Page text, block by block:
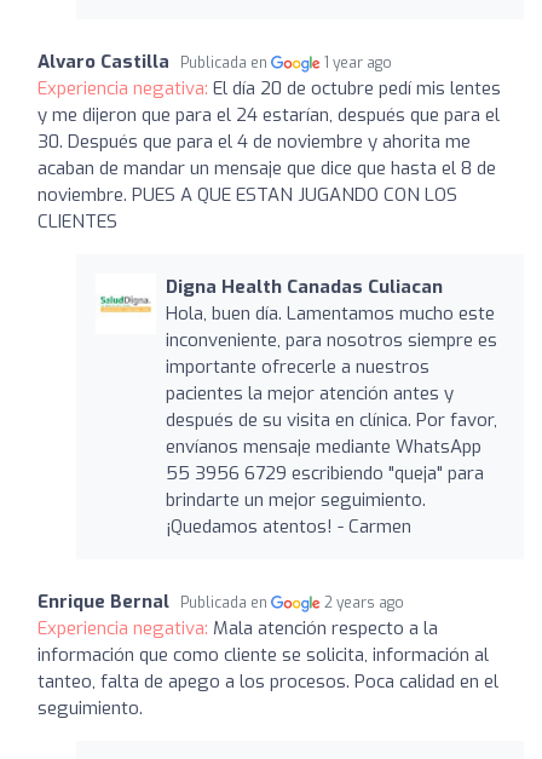
Alvaro Castilla Publicada en 1 year ago
Experiencia negativa: El día 20 de octubre pedí mis lentes
y me dijeron que para el 24 estarían, después que para el
30. Después que para el 4 de noviembre y ahorita me
acaban de mandar un mensaje que dice que hasta el 8 de
noviembre. PUES A QUE ESTAN JUGANDO CON LOS
CLIENTES
Digna Health Canadas Culiacan
Hola, buen día. Lamentamos mucho este
inconveniente, para nosotros siempre es
importante ofrecerle a nuestros
pacientes la mejor atención antes y
después de su visita en clínica. Por favor,
envíanos mensaje mediante WhatsApp
55 3956 6729 escribiendo "queja" para
brindarte un mejor seguimiento.
¡Quedamos atentos! - Carmen
Enrique Bernal Publicada en 2 years ago
Experiencia negativa: Mala atención respecto a la
información que como cliente se solicita, información al
tanteo, falta de apego a los procesos. Poca calidad en el
seguimiento.